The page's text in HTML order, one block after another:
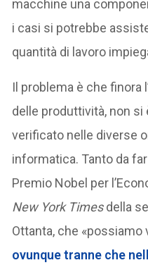
macchine una
i casi si potrebbe
quantità di lavoro
Il problema è che finora
delle produttività, non
verificato nelle diverse
informatica. Tanto da
Premio Nobel per
New York Timesdella
Ottanta, che «possiamo
ovunque tranne che